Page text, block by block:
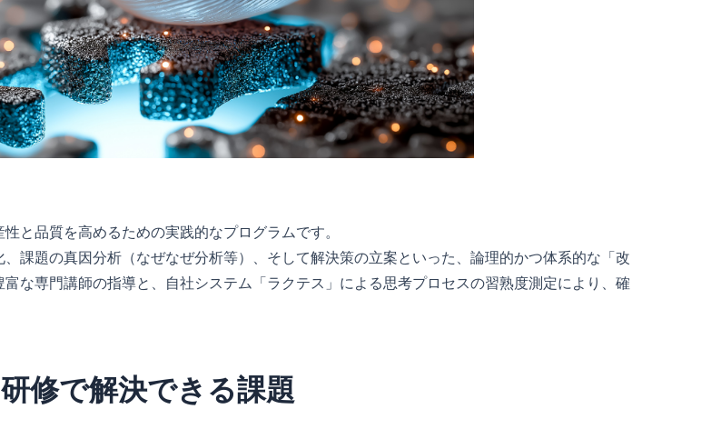
と品質を高めるための実践的なプログラムです。
課題の真因分析（なぜなぜ分析等）、そして解決策の立案といった、論理的かつ体系的な「改
な専門講師の指導と、自社システム「ラクテス」による思考プロセスの習熟度測定により、確
修で解決できる課題